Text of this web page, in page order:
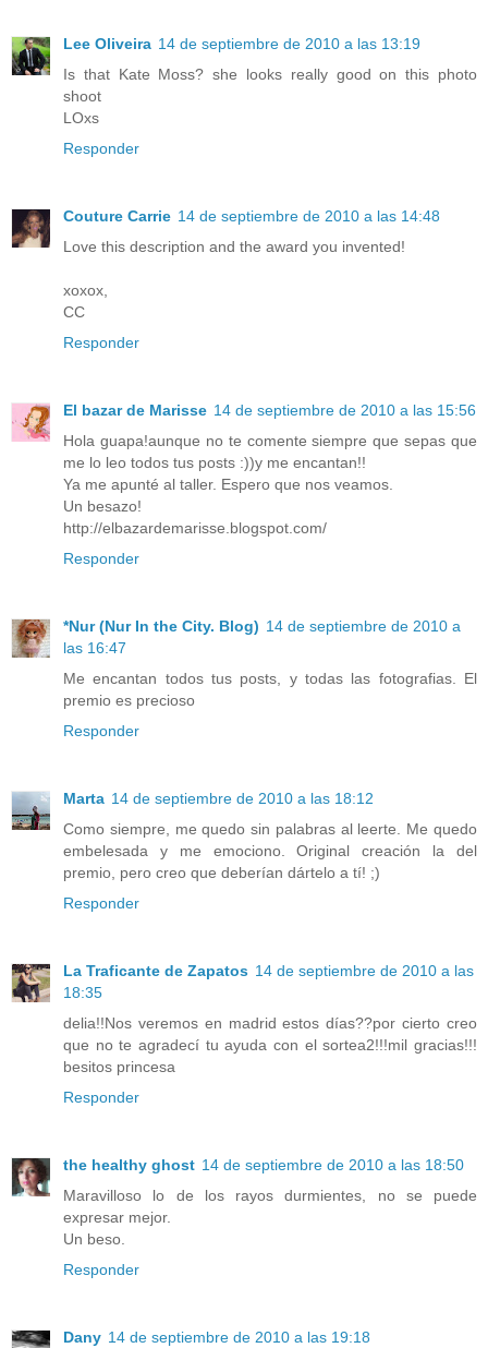
Lee Oliveira 14 de septiembre de 2010 a las 13:19
Is that Kate Moss? she looks really good on this photo
shoot
LOxs
Responder
Couture Carrie 14 de septiembre de 2010 a las 14:48
Love this description and the award you invented!
xoxox,
CC
Responder
El bazar de Marisse 14 de septiembre de 2010 a las 15:56
Hola guapa!aunque no te comente siempre que sepas que
me lo leo todos tus posts :))y me encantan!!
Ya me apunté al taller. Espero que nos veamos.
Un besazo!
http://elbazardemarisse.blogspot.com/
Responder
*Nur (Nur In the City. Blog) 14 de septiembre de 2010 a
las 16:47
Me encantan todos tus posts, y todas las fotografias. El
premio es precioso
Responder
Marta 14 de septiembre de 2010 a las 18:12
Como siempre, me quedo sin palabras al leerte. Me quedo
embelesada y me emociono. Original creación la del
premio, pero creo que deberían dártelo a tí! ;)
Responder
La Traficante de Zapatos 14 de septiembre de 2010 a las
18:35
delia!!Nos veremos en madrid estos días??por cierto creo
que no te agradecí tu ayuda con el sortea2!!!mil gracias!!!
besitos princesa
Responder
the healthy ghost 14 de septiembre de 2010 a las 18:50
Maravilloso lo de los rayos durmientes, no se puede
expresar mejor.
Un beso.
Responder
Dany 14 de septiembre de 2010 a las 19:18